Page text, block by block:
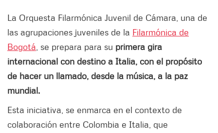
La Orquesta Filarmónica Juvenil de Cámara, una de
las agrupaciones juveniles de la Filarmónica de
Bogotá , se prepara para su primera gira
internacional con destino a Italia, con el propósito
de hacer un llamado, desde la música, a la paz
mundial.
Esta iniciativa, se enmarca en el contexto de
colaboración entre Colombia e Italia, que